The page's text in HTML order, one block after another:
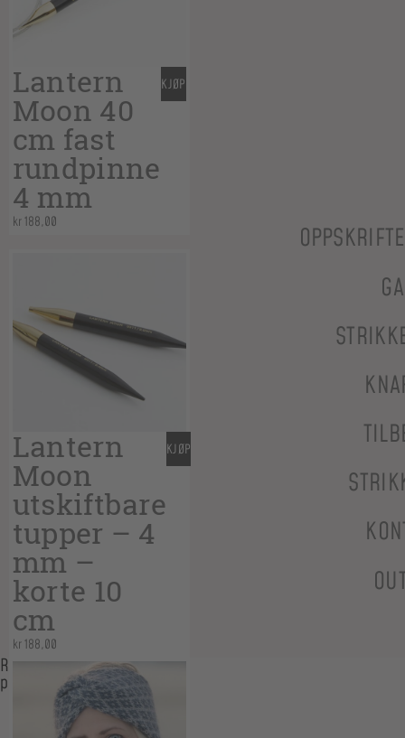
Lantern
Moon 40
cm fast
rundpinne
4 mm
kr188,00
KJØP
Lantern
Moon
utskiftbare
tupper – 4
mm –
korte 10
cm
kr188,00
KJØP
Relaterte
produkter